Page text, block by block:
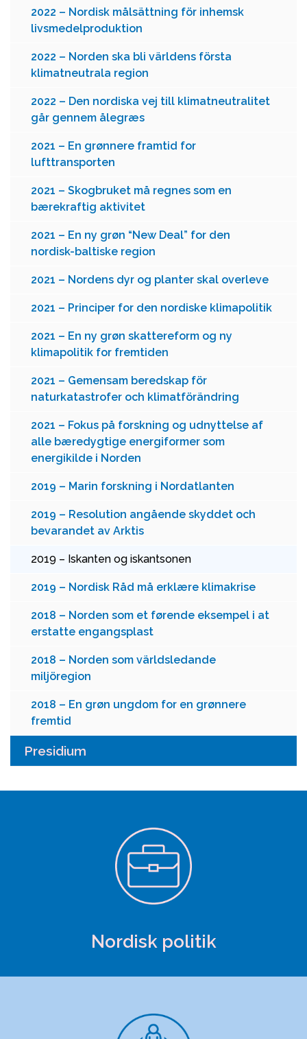
2022 – Nordisk målsättning för inhemsk
livsmedelproduktion
2022 – Norden ska bli världens första
klimatneutrala region
2022 – Den nordiska vej till klimatneutralitet
går gennem ålegræs
2021 – En grønnere framtid for
lufttransporten
2021 – Skogbruket må regnes som en
bærekraftig aktivitet
2021 – En ny grøn “New Deal” for den
nordisk-baltiske region
2021 – Nordens dyr og planter skal overleve
2021 – Principer for den nordiske klimapolitik
2021 – En ny grøn skattereform og ny
klimapolitik for fremtiden
2021 – Gemensam beredskap för
naturkatastrofer och klimatförändring
2021 – Fokus på forskning og udnyttelse af
alle bæredygtige energiformer som
energikilde i Norden
2019 – Marin forskning i Nordatlanten
2019 – Resolution angående skyddet och
bevarandet av Arktis
2019 – Iskanten og iskantsonen
2019 – Nordisk Råd må erklære klimakrise
2018 – Norden som et førende eksempel i at
erstatte engangsplast
2018 – Norden som världsledande
miljöregion
2018 – En grøn ungdom for en grønnere
fremtid
Presidium
Nordisk politik